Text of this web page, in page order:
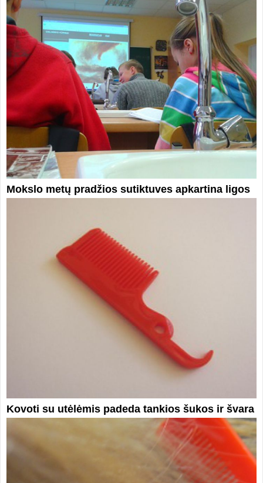
Mokslo metų pradžios sutiktuves apkartina ligos
Kovoti su utėlėmis padeda tankios šukos ir švara